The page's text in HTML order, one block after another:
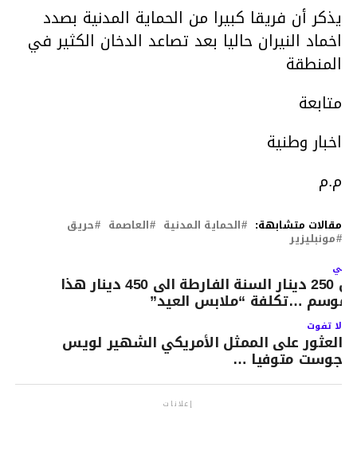
يذكر أن فريقا كبيرا من الحماية المدنية بصدد
اخماد النيران حاليا بعد تصاعد الدخان الكثير في
المنطقة
متابعة
اخبار وطنية
م.م
مقالات متشابهة: الحماية المدنية العاصمة حريق
مونبليزير
من 250 دينار السنة الفارطة الى 450 دينار هذا
…تكلفة “ملابس العيد”
لا تفوت
العثور على الممثل الأمريكي الشهير لويس
جوست متوفيا …
إعلانات